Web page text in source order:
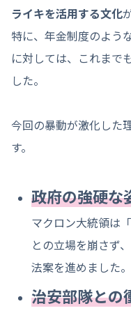
ライキを活用する文化
特に、年金制度のよう
に対しては、これまで
した。
今回の暴動が激化した
す。
政府の強硬な
マクロン大統領は
との立場を崩さず
法案を進めました。
治安部隊との